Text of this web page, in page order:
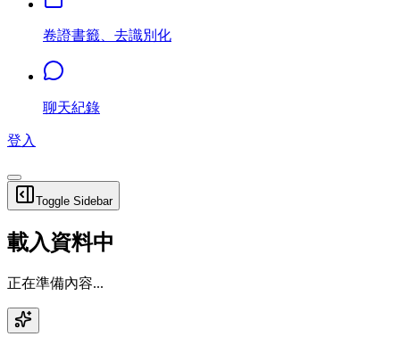
卷證書籤、去識別化
聊天紀錄
登入
Toggle Sidebar
載入資料中
正在準備內容...